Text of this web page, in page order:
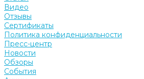
Видео
Отзывы
Сертификаты
Политика конфиденциальности
Пресс-центр
Новости
Обзоры
События